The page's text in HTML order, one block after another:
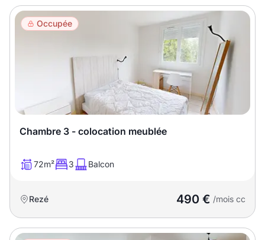
Occupée
Chambre 3 - colocation meublée
72m² 3 Balcon
Rezé 490 € /mois cc